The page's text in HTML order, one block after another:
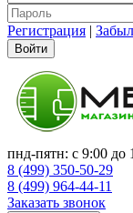
Регистрация |
Войти
пнд-пятн: с 9:00 до
8 (499) 350-50-29
8 (499) 964-44-11
Заказать звонок